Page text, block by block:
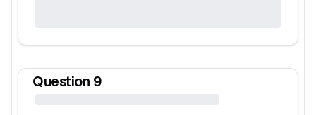
Question 9